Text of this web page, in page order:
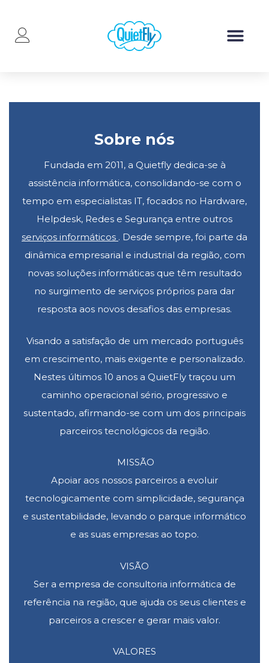
Sobre nós
Fundada em 2011, a Quietfly dedica-se à
assistência informática, consolidando-se com o
tempo em especialistas IT, focados no Hardware,
Helpdesk, Redes e Segurança entre outros
serviços informáticos . Desde sempre, foi parte da
dinâmica empresarial e industrial da região, com
novas soluções informáticas que têm resultado
no surgimento de serviços próprios para dar
resposta aos novos desafios das empresas.
Visando a satisfação de um mercado português
em crescimento, mais exigente e personalizado.
Nestes últimos 10 anos a QuietFly traçou um
caminho operacional sério, progressivo e
sustentado, afirmando-se com um dos principais
parceiros tecnológicos da região.
MISSÃO
Apoiar aos nossos parceiros a evoluir
tecnologicamente com simplicidade, segurança
e sustentabilidade, levando o parque informático
e as suas empresas ao topo.
VISÃO
Ser a empresa de consultoria informática de
referência na região, que ajuda os seus clientes e
parceiros a crescer e gerar mais valor.
VALORES